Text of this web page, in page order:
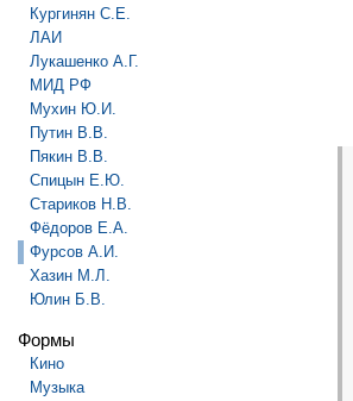
Кургинян С.Е.
ЛАИ
Лукашенко А.Г.
МИД РФ
Мухин Ю.И.
Путин В.В.
Пякин В.В.
Спицын Е.Ю.
Стариков Н.В.
Фёдоров Е.А.
Фурсов А.И.
Хазин М.Л.
Юлин Б.В.
Формы
Кино
Музыка